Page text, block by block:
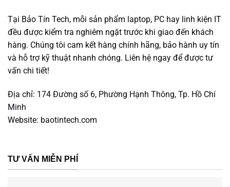
Tại Bảo Tín Tech, mỗi sản phẩm laptop, PC hay linh kiện IT
đều được kiểm tra nghiêm ngặt trước khi giao đến khách
hàng. Chúng tôi cam kết hàng chính hãng, bảo hành uy tín
và hỗ trợ kỹ thuật nhanh chóng. Liên hệ ngay để được tư
vấn chi tiết!
Địa chỉ: 174 Đường số 6, Phường Hạnh Thông, Tp. Hồ Chí
Minh
Website: baotintech.com
TƯ VẤN MIỄN PHÍ